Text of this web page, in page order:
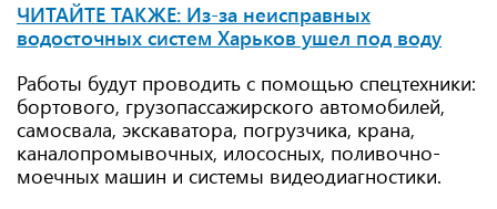
ЧИТАЙТЕ ТАКЖЕ: Из-за неисправных
водосточных систем Харьков ушел под воду
Работы будут проводить с помощью спецтехники:
бортового, грузопассажирского автомобилей,
самосвала, экскаватора, погрузчика, крана,
каналопромывочных, илососных, поливочно-
моечных машин и системы видеодиагностики.